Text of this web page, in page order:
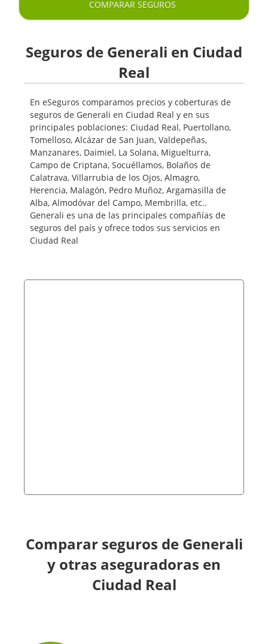
COMPARAR SEGUROS
Seguros de Generali en Ciudad
Real
En eSeguros comparamos precios y coberturas de
seguros de Generali en Ciudad Real y en sus
principales poblaciones: Ciudad Real, Puertollano,
Tomelloso, Alcázar de San Juan, Valdepeñas,
Manzanares, Daimiel, La Solana, Miguelturra,
Campo de Criptana, Socuéllamos, Bolaños de
Calatrava, Villarrubia de los Ojos, Almagro,
Herencia, Malagón, Pedro Muñoz, Argamasilla de
Alba, Almodóvar del Campo, Membrilla, etc..
Generali es una de las principales compañías de
seguros del país y ofrece todos sus servicios en
Ciudad Real
Comparar seguros de Generali
y otras aseguradoras en
Ciudad Real